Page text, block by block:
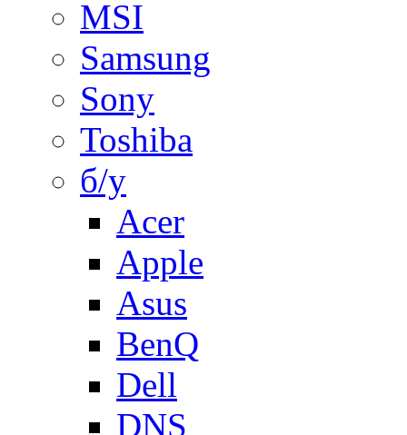
MSI
Samsung
Sony
Toshiba
б/у
Acer
Apple
Asus
BenQ
Dell
DNS